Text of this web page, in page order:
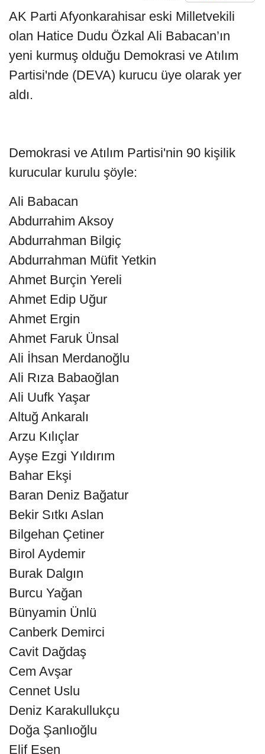
AK Parti Afyonkarahisar eski Milletvekili
olan Hatice Dudu Özkal Ali Babacan’ın
yeni kurmuş olduğu Demokrasi ve Atılım
Partisi'nde (DEVA) kurucu üye olarak yer
aldı.
Demokrasi ve Atılım Partisi'nin 90 kişilik
kurucular kurulu şöyle:
Ali Babacan
Abdurrahim Aksoy
Abdurrahman Bilgiç
Abdurrahman Müfit Yetkin
Ahmet Burçin Yereli
Ahmet Edip Uğur
Ahmet Ergin
Ahmet Faruk Ünsal
Ali İhsan Merdanoğlu
Ali Rıza Babaoğlan
Ali Uufk Yaşar
Altuğ Ankaralı
Arzu Kılıçlar
Ayşe Ezgi Yıldırım
Bahar Ekşi
Baran Deniz Bağatur
Bekir Sıtkı Aslan
Bilgehan Çetiner
Birol Aydemir
Burak Dalgın
Burcu Yağan
Bünyamin Ünlü
Canberk Demirci
Cavit Dağdaş
Cem Avşar
Cennet Uslu
Deniz Karakullukçu
Doğa Şanlıoğlu
Elif Esen